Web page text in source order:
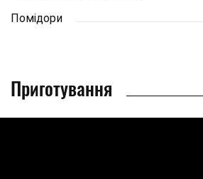
Помідори
Приготування